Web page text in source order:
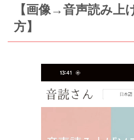
【画像→音声読み上
方】